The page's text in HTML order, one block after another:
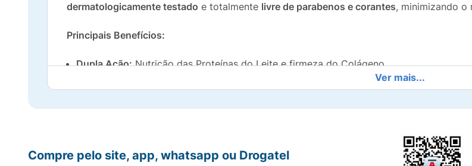
dermatologicamente testado e totalmente livre de parabenos e corantes, minimizando o
Principais Benefícios:
Dupla Ação:Nutrição das Proteínas do Leite e firmeza do Colágeno.
Hidratação Intensa:Recupera a umidade e a maciez da pele.
Segurança: Produto dermatologicamente testado.
Ver mais...
Compre pelo site, app, whatsapp ou Drogatel